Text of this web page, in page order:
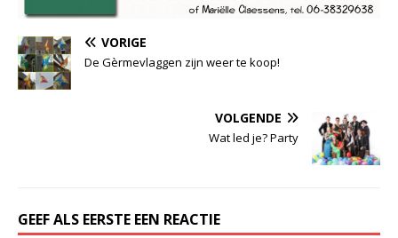
VORIGE
De Gèrmevlaggen zijn weer te koop!
VOLGENDE
Wat led je? Party
GEEF ALS EERSTE EEN REACTIE